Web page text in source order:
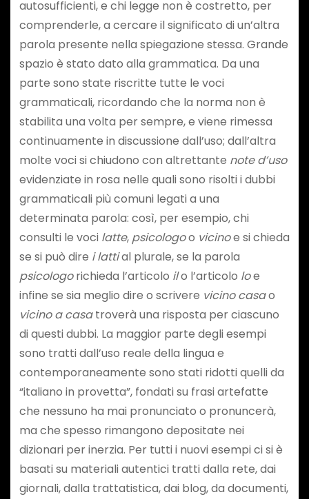
autosufficienti, e chi legge non è costretto, per
comprenderle, a cercare il significato di un’altra
parola presente nella spiegazione stessa. Grande
spazio è stato dato alla grammatica. Da una
parte sono state riscritte tutte le voci
grammaticali, ricordando che la norma non è
stabilita una volta per sempre, e viene rimessa
continuamente in discussione dall’uso; dall’altra
molte voci si chiudono con altrettante note d’uso
evidenziate in rosa nelle quali sono risolti i dubbi
grammaticali più comuni legati a una
determinata parola: così, per esempio, chi
consulti le voci latte, psicologoo vicinoe si chieda
se si può dire i lattial plurale, se la parola
psicologorichieda l’articolo ilo l’articolo loe
infine se sia meglio dire o scrivere vicino casao
vicino a casatroverà una risposta per ciascuno
di questi dubbi. La maggior parte degli esempi
sono tratti dall’uso reale della lingua e
contemporaneamente sono stati ridotti quelli da
“italiano in provetta”, fondati su frasi artefatte
che nessuno ha mai pronunciato o pronuncerà,
ma che spesso rimangono depositate nei
dizionari per inerzia. Per tutti i nuovi esempi ci si è
basati su materiali autentici tratti dalla rete, dai
giornali, dalla trattatistica, dai blog, da documenti,